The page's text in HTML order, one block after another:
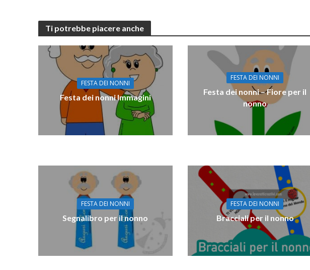
Ti potrebbe piacere anche
FESTA DEI NONNI
Festa dei nonni Immagini
FESTA DEI NONNI
Festa dei nonni – Fiore per il
nonno
FESTA DEI NONNI
Segnalibro per il nonno
FESTA DEI NONNI
Bracciali per il nonno